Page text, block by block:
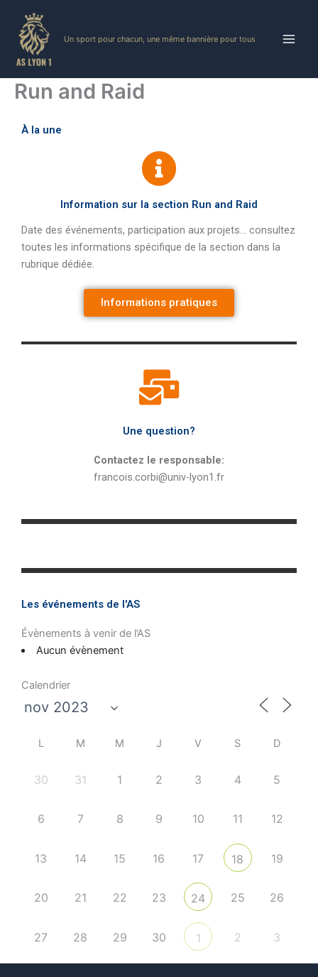
content
Un sport pour chacun, une même bannière pour tous
Run and Raid
À la une
Information sur la section Run and Raid
Date des événements, participation aux projets… consultez
toutes les informations spécifique de la section dans la
rubrique dédiée.
Informations pratiques
Une question?
Contactez le responsable:
francois.corbi@univ-lyon1.fr
Les événements de l'AS
Évènements à venir de l’AS
Aucun évènement
Calendrier
L M M J V S D
30 31 1 2 3 4 5
6 7 8 9 10 11 12
13 14 15 16 17 18 19
20 21 22 23 24 25 26
27 28 29 30 1 2 3